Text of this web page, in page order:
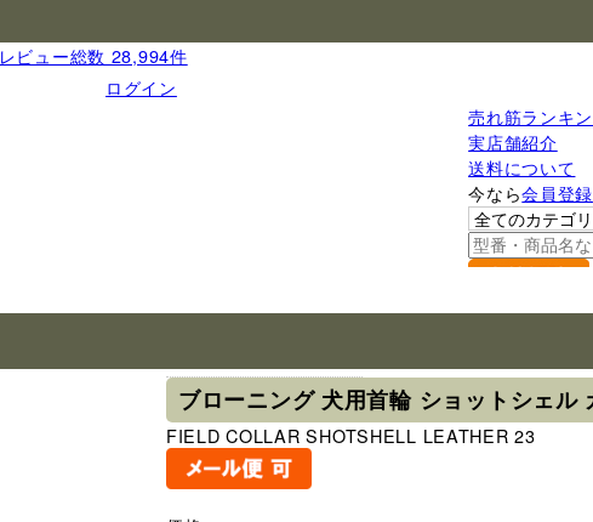
レビュー総数 28,994件
ログイン
売れ筋ランキ
実店舗紹介
送料について
今なら会員登録
ブローニング 犬用首輪 ショットシェル
FIELD COLLAR SHOTSHELL LEATHER 23